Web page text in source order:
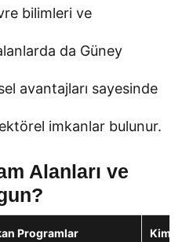
bilimleri ve
da Güney
avantajları sayesinde
imkanlar bulunur.
Alanları ve
Programlar Kimler